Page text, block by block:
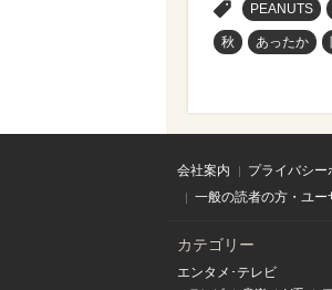
PEANUTS
秋 あったか
会社案内 プライバシー
一般の読者の方・ユ
カテゴリー
エンタメ･テレビ